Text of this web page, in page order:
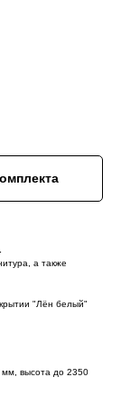
а также
"Лён белый"
высота до 2350